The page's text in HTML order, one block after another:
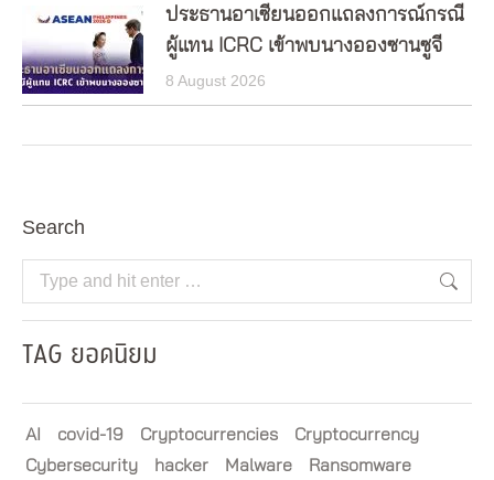
ประธานอาเซียนออกแถลงการณ์กรณี
ผู้แทน ICRC เข้าพบนางอองซานซูจี
8 August 2026
Search
Search:
TAG ยอดนิยม
AI covid-19 Cryptocurrencies
Cryptocurrency
Cybersecurity
hacker Malware
Ransomware